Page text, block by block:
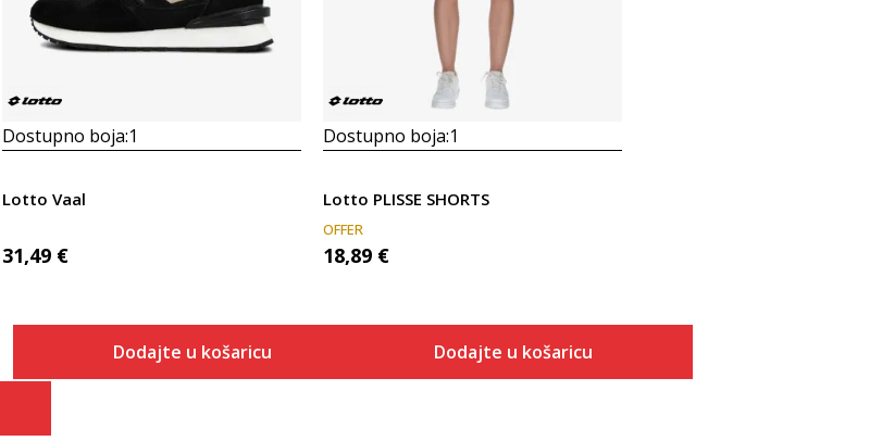
Dostupno boja:1
Lotto Vaal
31,49 €
Dodajte u košaricu
Dostupno boja:1
Lotto PLISSE SHORTS
OFFER
18,89 €
Dodajte u košaricu